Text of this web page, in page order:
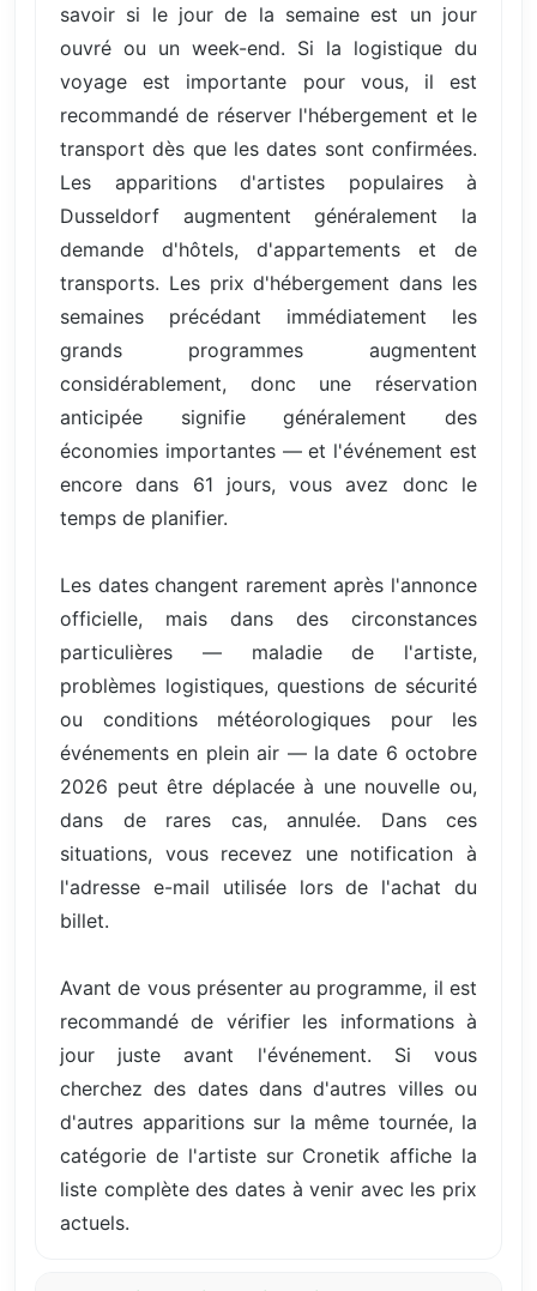
savoir si le jour de la semaine est un jour
ouvré ou un week-end. Si la logistique du
voyage est importante pour vous, il est
recommandé de réserver l'hébergement et le
transport dès que les dates sont confirmées.
Les apparitions d'artistes populaires à
Dusseldorf augmentent généralement la
demande d'hôtels, d'appartements et de
transports. Les prix d'hébergement dans les
semaines précédant immédiatement les
grands programmes augmentent
considérablement, donc une réservation
anticipée signifie généralement des
économies importantes — et l'événement est
encore dans 61 jours, vous avez donc le
temps de planifier.
Les dates changent rarement après l'annonce
officielle, mais dans des circonstances
particulières — maladie de l'artiste,
problèmes logistiques, questions de sécurité
ou conditions météorologiques pour les
événements en plein air — la date 6 octobre
2026 peut être déplacée à une nouvelle ou,
dans de rares cas, annulée. Dans ces
situations, vous recevez une notification à
l'adresse e-mail utilisée lors de l'achat du
billet.
Avant de vous présenter au programme, il est
recommandé de vérifier les informations à
jour juste avant l'événement. Si vous
cherchez des dates dans d'autres villes ou
d'autres apparitions sur la même tournée, la
catégorie de l'artiste sur Cronetik affiche la
liste complète des dates à venir avec les prix
actuels.